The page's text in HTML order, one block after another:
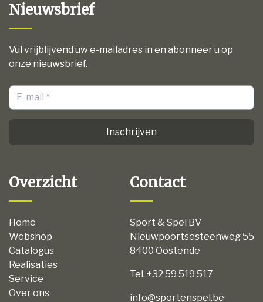
Nieuwsbrief
Vul vrijblijvend uw e-mailadres in en abonneer u op
onze nieuwsbrief.
Inschrijven
Overzicht
Home
Webshop
Catalogus
Realisaties
Service
Over ons
Contact
Sport & Spel BV
Nieuwpoortsesteenweg 55
8400 Oostende
Tel. +32 59 519 517
info@sportenspel.be